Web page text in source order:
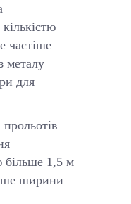
частіше
металу
для
прольотів
більше 1,5 м
ширини